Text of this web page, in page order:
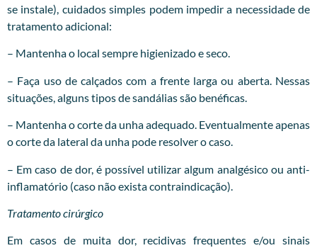
se instale), cuidados simples podem impedir a necessidade de
tratamento adicional:
– Mantenha o local sempre higienizado e seco.
– Faça uso de calçados com a frente larga ou aberta. Nessas
situações, alguns tipos de sandálias são benéficas.
– Mantenha o corte da unha adequado. Eventualmente apenas
o corte da lateral da unha pode resolver o caso.
– Em caso de dor, é possível utilizar algum analgésico ou anti-
inflamatório (caso não exista contraindicação).
Tratamento cirúrgico
Em casos de muita dor, recidivas frequentes e/ou sinais